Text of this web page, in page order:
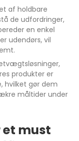
af holdbare
de udfordringer,
en enkel
udendørs, vil
produkter er
hvilket gør dem
måltider under
et must